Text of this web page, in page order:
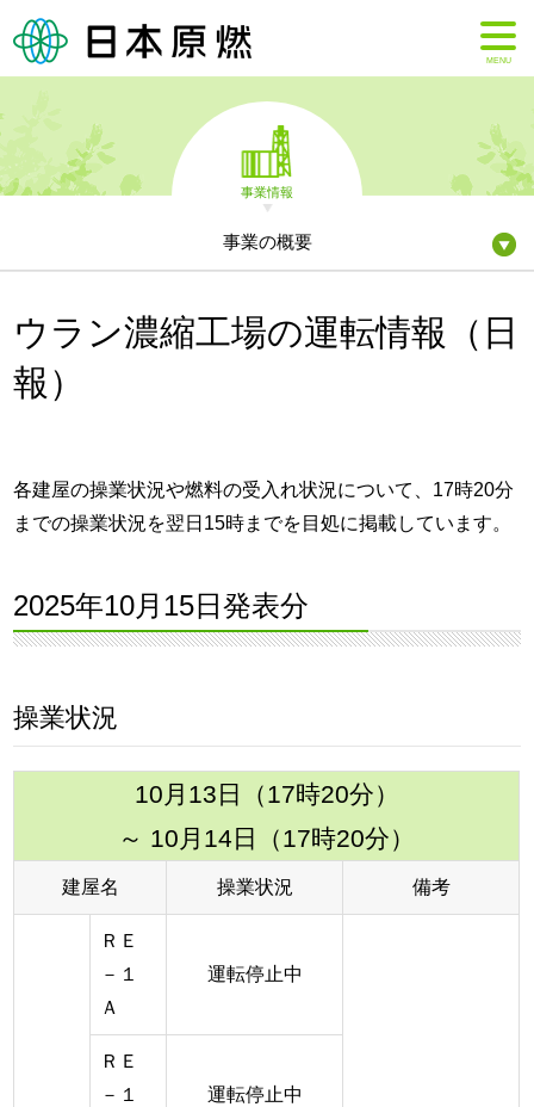
MENU
事業情報
事業の概要
ウラン濃縮工場の運転情報（日
報）
各建屋の操業状況や燃料の受入れ状況について、17時20分
までの操業状況を翌日15時までを目処に掲載しています。
2025年10月15日発表分
操業状況
10月13日（17時20分）
～ 10月14日（17時20分）
建屋名 操業状況 備考
ＲＥ
－１
Ａ
運転停止中
ＲＥ
－１
運転停止中